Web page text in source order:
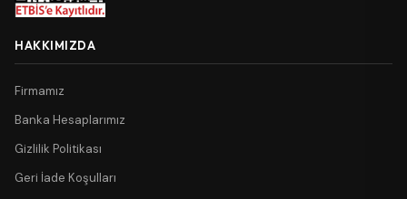
HAKKIMIZDA
Firmamız
Banka Hesaplarımız
Gizlilik Politikası
Geri İade Koşulları